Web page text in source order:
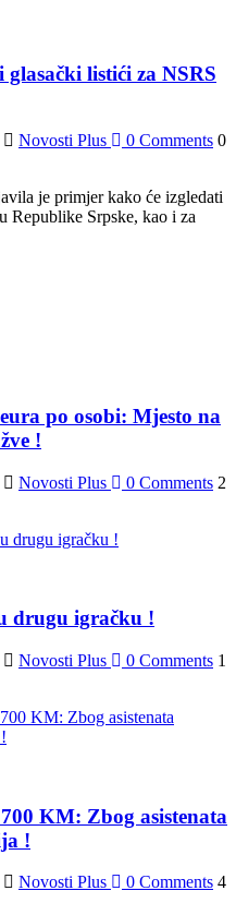
listići za NSRS
Novosti Plus 0 Comments 0
je primjer kako će izgledati
Republike Srpske, kao i za
po osobi: Mjesto na
!
Novosti Plus 0 Comments 2
drugu igračku !
Novosti Plus 0 Comments 1
KM: Zbog asistenata
!
Novosti Plus 0 Comments 4